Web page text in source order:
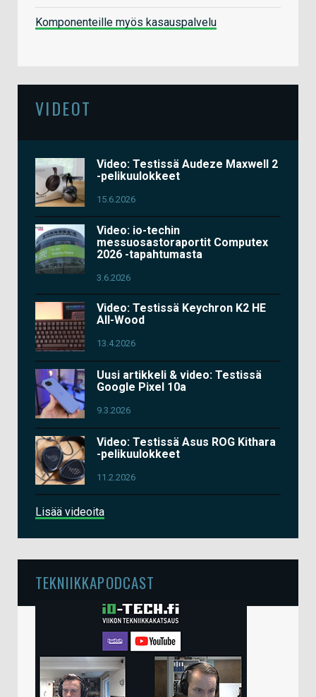
Komponenteille myös kasauspalvelu
VIDEOT
Video: Testissä Audeze Maxwell 2
-pelikuulokkeet
15.6.2026
Video: io-techin
messuosastoraportit Computex
2026 -tapahtumasta
3.6.2026
Video: Testissä Keychron K2 HE
All-Wood
13.4.2026
Uusi artikkeli & video: Testissä
Google Pixel 10a
9.3.2026
Video: Testissä Asus ROG Kithara
-pelikuulokkeet
11.2.2026
Lisää videoita
TEKNIIKKAPODCAST